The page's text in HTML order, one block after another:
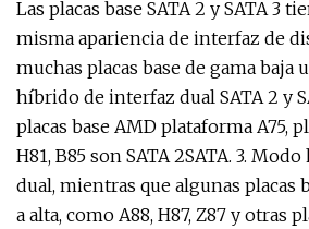
Las placas base SATA 2 y SATA 3
misma apariencia de interfaz de
muchas placas base de gama
híbrido de interfaz dual SATA 2 y
placas base AMD plataforma A75,
H81, B85 son SATA 2SATA. 3.
dual, mientras que algunas placas
a alta, como A88, H87, Z87 y otras